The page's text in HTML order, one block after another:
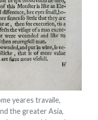
yeares travaile,
the greater Asia,